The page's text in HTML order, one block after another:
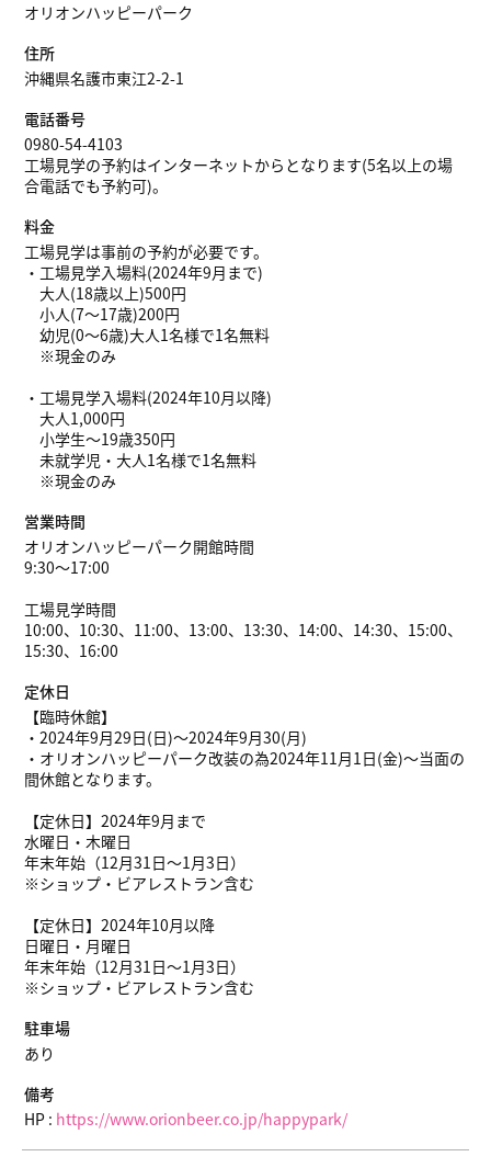
オリオンハッピーパーク
住所
沖縄県名護市東江2-2-1
電話番号
0980-54-4103
工場見学の予約はインターネットからとなります(5名以上の場
合電話でも予約可)。
料金
工場見学は事前の予約が必要です。
・工場見学入場料(2024年9月まで)
大人(18歳以上)500円
小人(7〜17歳)200円
幼児(0〜6歳)大人1名様で1名無料
※現金のみ
・工場見学入場料(2024年10月以降)
大人1,000円
小学生〜19歳350円
未就学児・大人1名様で1名無料
※現金のみ
営業時間
オリオンハッピーパーク開館時間
9:30～17:00
工場見学時間
10:00、10:30、11:00、13:00、13:30、14:00、14:30、15:00、
15:30、16:00
定休日
【臨時休館】
・2024年9月29日(日)～2024年9月30(月)
・オリオンハッピーパーク改装の為2024年11月1日(金)～当面の
間休館となります。
【定休日】2024年9月まで
水曜日・木曜日
年末年始（12月31日～1月3日）
※ショップ・ビアレストラン含む
【定休日】2024年10月以降
日曜日・月曜日
年末年始（12月31日～1月3日）
※ショップ・ビアレストラン含む
駐車場
あり
備考
HP : https://www.orionbeer.co.jp/happypark/